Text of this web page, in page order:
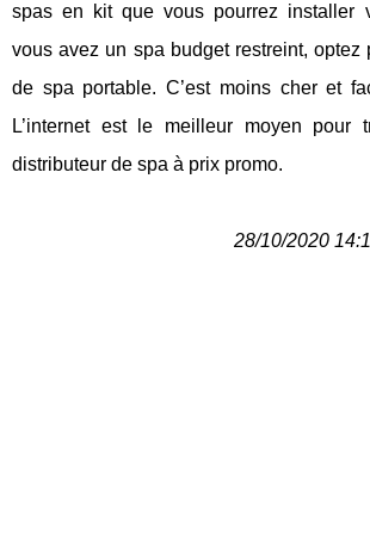
spas en kit que vous pourrez installer
vous avez un spa budget restreint, optez
de spa portable. C’est moins cher et
L’internet est le meilleur moyen pour
distributeur de spa à prix promo.
28/10/2020